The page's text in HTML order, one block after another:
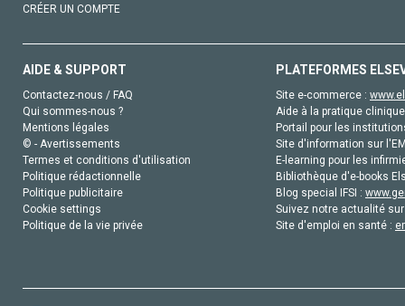
CRÉER UN COMPTE
AIDE & SUPPORT
Contactez-nous / FAQ
Qui sommes-nous ?
Mentions légales
© - Avertissements
Termes et conditions d'utilisation
Politique rédactionnelle
Politique publicitaire
Cookie settings
Politique de la vie privée
PLATEFORMES
Site e-commerce :
Aide à la pratique
Portail pour les
Site d'information sur
E-learning pour les
Bibliothèque d'e-books
Blog special IFSI :
Suivez notre actualité
Site d'emploi en santé :